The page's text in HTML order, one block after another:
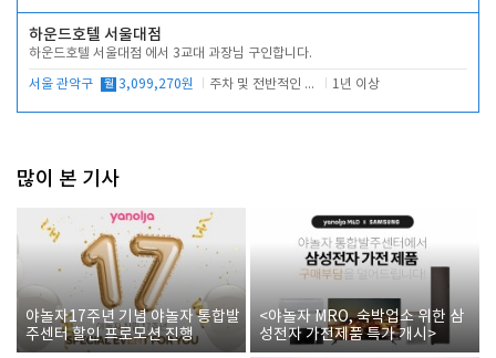
하운드호텔 서울대점
하운드호텔 서울대점 에서 3교대 과장님 구인합니다.
서울 관악구 월 3,099,270원 주차 및 전반적인 당번업무 1년 이상
많이 본 기사
야놀자17주년 기념 야놀자 통합발
주센터 할인 프로모션 진행
<야놀자 MRO, 숙박업소 위한 삼
성전자 가전제품 특가 개시>